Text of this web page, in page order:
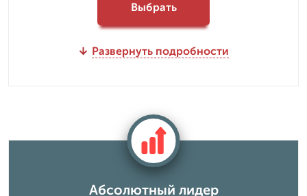
Выбрать
Развернуть подробности
Абсолютный лидер